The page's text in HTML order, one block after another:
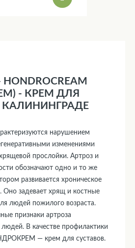
- КРЕМ ДЛЯ
КАЛИНИНГРАДЕ
нарушением
изменениями
прослойки. Артроз и
обозначают одно и то же
развивается хроническое
Оно задевает хрящ и костные
людей пожилого возраста.
признаки артроза
В качестве профилактики
— крем для суставов.